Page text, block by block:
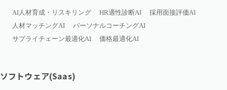
AI人材育成・リスキリング HR適性診断AI
採用面接評価AI
人材マッチングAI
パーソナルコーチングAI
サプライチェーン最適化AI
価格最適化AI
ソフトウェア(Saas)